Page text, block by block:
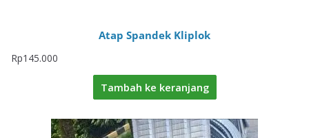
Atap Spandek Kliplok
Rp145.000
Tambah ke keranjang